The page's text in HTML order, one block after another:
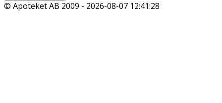
© Apoteket AB 2009 - 2026-08-07 12:41:28